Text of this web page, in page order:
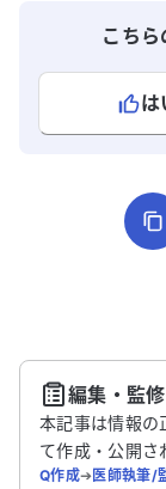
こち
は
こちらは送信
編集・監
本記事は情報の
て作成・公開さ
Q作成➔医師執筆/